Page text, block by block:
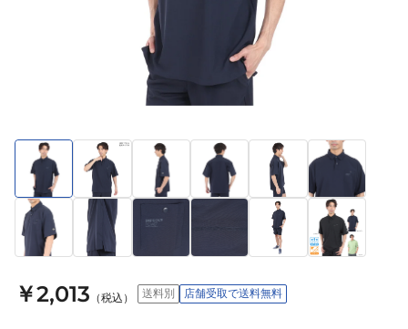
￥2,013 （税込） 送料別 店舗受取で送料無料